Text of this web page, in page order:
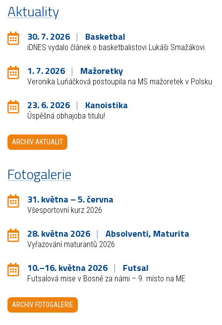
Aktuality
30. 7. 2026 Basketbal
iDNES vydalo článek o basketbalistovi Lukáši Smažákovi
1. 7. 2026 Mažoretky
Veronika Luňáčková postoupila na MS mažoretek v Polsku
23. 6. 2026 Kanoistika
Úspěšná obhajoba titulu!
ARCHIV AKTUALIT
Fotogalerie
31. května – 5. června
Všesportovní kurz 2026
28. května 2026 Absolventi, Maturita
Vyřazování maturantů 2026
10.–16. května 2026 Futsal
Futsalová mise v Bosně za námi – 9. místo na ME
ARCHIV FOTOGALERIE